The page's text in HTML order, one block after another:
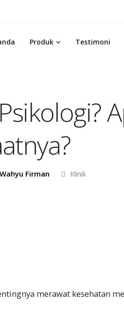
Produk Testimoni
Wahyu Firman Klinik
merawat kesehatan